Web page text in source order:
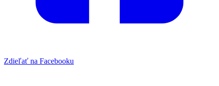
Zdieľať na Facebooku